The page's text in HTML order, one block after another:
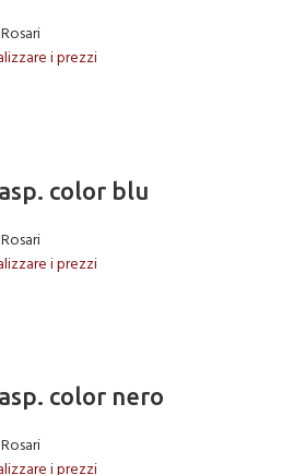
Rosari
i prezzi
color blu
Rosari
i prezzi
color nero
Rosari